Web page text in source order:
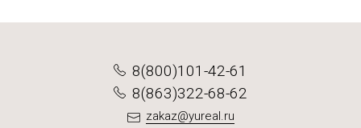
8(800)101-42-61
8(863)322-68-62
zakaz@yureal.ru